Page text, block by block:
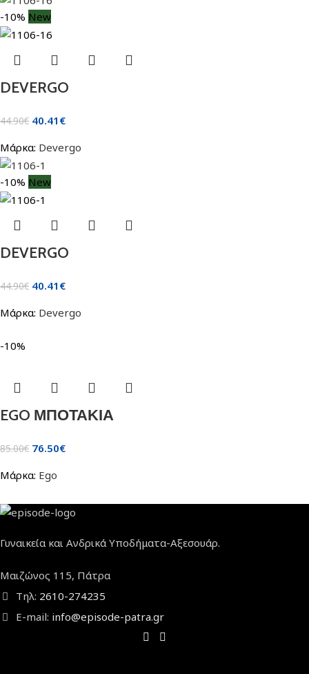
-10% New
DEVERGO
44.90€ 40.41 €
Μάρκα: Devergo
-10% New
DEVERGO
44.90€ 40.41 €
Μάρκα: Devergo
-10%
EGO ΜΠΟΤΑΚΙΑ
85.00€ 76.50€
Μάρκα: Ego
Γυναικεία και Ανδρικά Υποδήματα-Αξεσουάρ.
Μαιζώνος 115, Πάτρα
Τηλ: 2610-274235
E-mail: info@episode-patra.gr